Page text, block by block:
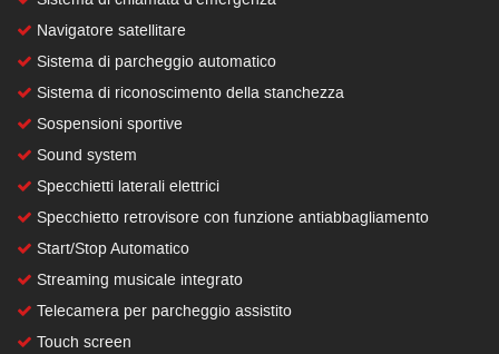
Navigatore satellitare
Sistema di parcheggio automatico
Sistema di riconoscimento della stanchezza
Sospensioni sportive
Sound system
Specchietti laterali elettrici
Specchietto retrovisore con funzione antiabbagliamento
Start/Stop Automatico
Streaming musicale integrato
Telecamera per parcheggio assistito
Touch screen